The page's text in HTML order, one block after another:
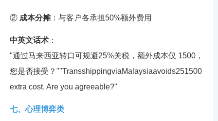
② 成本分摊 ：与客户各承担50%额外费用
中英文话术 ：
"通过马来西亚转口可规避25%关税，额外成本仅 1500 ，
您是否接受？ ""TransshippingviaMa aysiaavoids251500
extra cost. Are you agreeable?"
七、心理博弈类